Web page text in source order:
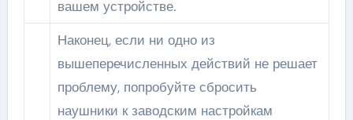
вашем устройстве.
Наконец, если ни одно из
вышеперечисленных действий не решает
проблему, попробуйте сбросить
наушники к заводским настройкам